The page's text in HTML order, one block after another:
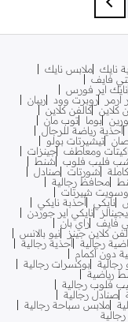
نايك ملابس نايك
فايف
نايك اير فورس
ارمر روبرت وود
ريبان
كلاين كالفن كلاين
بوما
توب مان
أحذية رياضة للرجال
تيشيرتات بولو
ومعاطف جينزات
فليب فلوب
شنط
شورتات صنادل
محافظ رجالية
شيرتات
نايكي أحذبة نايكي
نايكي اير جوردن
فايف راي بان
كلاين جينز
نيو بالانس
رجالية أحذية رجالية
دون أكمام
رجالية بوكسرات رجالية
رياضية
فلوب رجالية
صنادل رجالية
ملابس سباحة رجالية